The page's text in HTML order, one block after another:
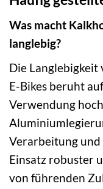
Was macht
langlebig?
Die
E-Bikes beruht
Verwendung
Verarbeitung
Einsatz robuster
von führenden